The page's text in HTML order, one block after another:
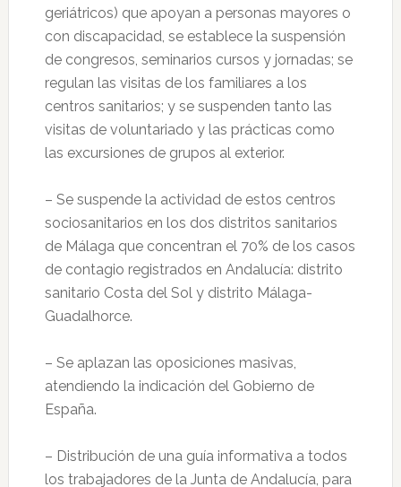
geriátricos) que apoyan a personas mayores o
con discapacidad, se establece la suspensión
de congresos, seminarios cursos y jornadas; se
regulan las visitas de los familiares a los
centros sanitarios; y se suspenden tanto las
visitas de voluntariado y las prácticas como
las excursiones de grupos al exterior.
– Se suspende la actividad de estos centros
sociosanitarios en los dos distritos sanitarios
de Málaga que concentran el 70% de los casos
de contagio registrados en Andalucía: distrito
sanitario Costa del Sol y distrito Málaga-
Guadalhorce.
– Se aplazan las oposiciones masivas,
atendiendo la indicación del Gobierno de
España.
– Distribución de una guía informativa a todos
los trabajadores de la Junta de Andalucía, para